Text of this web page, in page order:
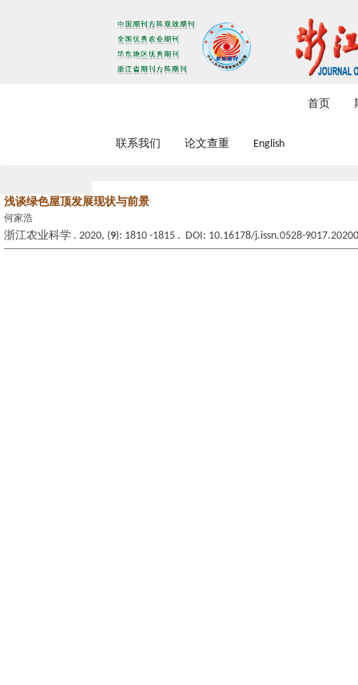
首页
联系我们 论文查重 English
浅谈绿色屋顶发展现状与前景
何家浩
浙江农业科学 . 2020, (9): 1810 -1815 . DOI: 10.16178/j.issn.0528-